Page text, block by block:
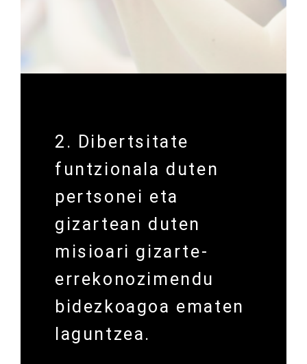
2. Dibertsitate
funtzionala duten
pertsonei eta
gizartean duten
misioari gizarte-
errekonozimendu
bidezkoagoa ematen
laguntzea.